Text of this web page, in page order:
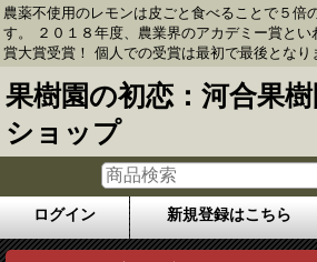
農薬不使用のレモンは皮ごと食べることで５倍
す。 ２０１８年度、農業界のアカデミー賞とい
賞大賞受賞！ 個人での受賞は最初で最後となり
果樹園の初恋：河合果
ショップ
ログイン 新規登録はこちら